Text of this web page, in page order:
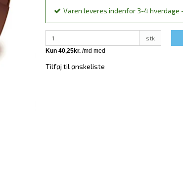
Varen leveres indenfor 3-4 hverdage
stk
Tilføj til ønskeliste